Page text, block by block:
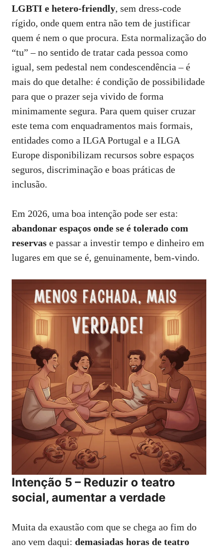
LGBTI e hetero‑friendly, sem dress‑code
rígido, onde quem entra não tem de justificar
quem é nem o que procura. Esta normalização do
“tu” – no sentido de tratar cada pessoa como
igual, sem pedestal nem condescendência – é
mais do que detalhe: é condição de possibilidade
para que o prazer seja vivido de forma
minimamente segura. Para quem quiser cruzar
este tema com enquadramentos mais formais,
entidades como a ILGA Portugal e a ILGA
Europe disponibilizam recursos sobre espaços
seguros, discriminação e boas práticas de
inclusão.
Em 2026, uma boa intenção pode ser esta:
abandonar espaços onde se é tolerado com
reservas e passar a investir tempo e dinheiro em
lugares em que se é, genuinamente, bem‑vindo.
Intenção 5 – Reduzir o teatro
social, aumentar a verdade
Muita da exaustão com que se chega ao fim do
ano vem daqui: demasiadas horas de teatro